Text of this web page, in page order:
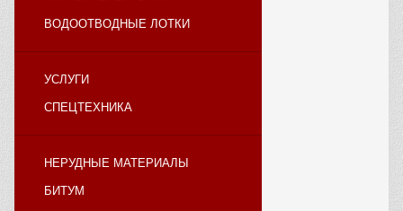
ВОДООТВОДНЫЕ ЛОТКИ
УСЛУГИ
СПЕЦТЕХНИКА
НЕРУДНЫЕ МАТЕРИАЛЫ
БИТУМ